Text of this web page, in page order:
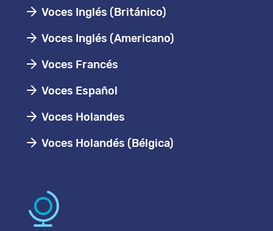
Voces Inglés (Británico)
Voces Inglés (Americano)
Voces Francés
Voces Español
Voces Holandes
Voces Holandés (Bélgica)